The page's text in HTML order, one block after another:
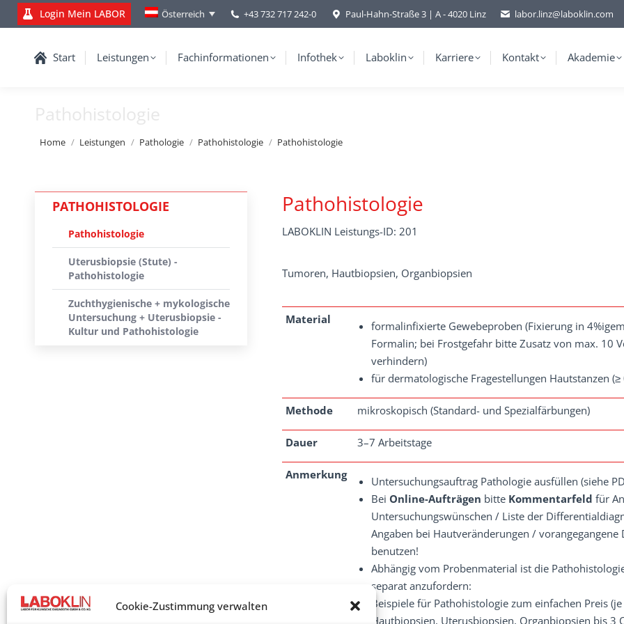
Cookie-Zustimmung verwalten
Login Mein LABOR Österreich +43 732 717 242-0 Paul-Hahn-Straße 3 | A - 4020 Linz labor.linz@laboklin.com
Start Leistungen Fachinformationen Infothek Laboklin Karriere Kontakt Akademie
Pathohistologie
You are here:
Home Leistungen Pathologie Pathohistologie Pathohistologie
Pathohistologie
LABOKLIN Leistungs-ID: 201
Tumoren, Hautbiopsien, Organbiopsien
Material
formalinfixierte Gewebeproben (Fixierung in
Formalin; bei Frostgefahr bitte Zusatz von max. 10
verhindern)
für dermatologische Fragestellungen Hautstanzen
Methode mikroskopisch (Standard- und Spezialfärbungen)
Dauer 3–7 Arbeitstage
Anmerkung
Untersuchungsauftrag Pathologie ausfüllen (siehe
Bei Online-Aufträgen bitte Kommentarfeld für
Untersuchungswünschen / Liste der
Angaben bei Hautveränderungen /
benutzen!
Abhängig vom Probenmaterial ist die
separat anzufordern:
Beispiele für Pathohistologie zum einfachen Preis
Hautbiopsien, Uterusbiopsien, Organbiopsien bis 3
PATHOHISTOLOGIE
Pathohistologie
Uterusbiopsie (Stute) -
Pathohistologie
Zuchthygienische + mykologische
Untersuchung + Uterusbiopsie -
Kultur und Pathohistologie